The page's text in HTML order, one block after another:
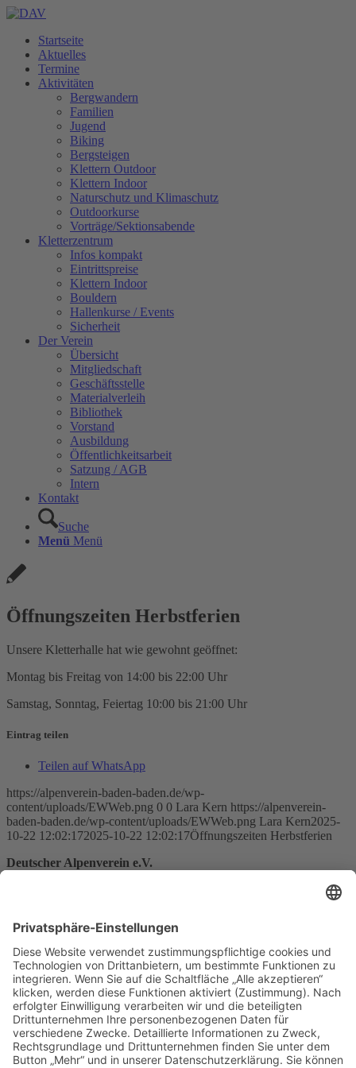
Startseite
Aktuelles
Termine
Aktivitäten
Bergwandern
Familien
Jugend
Biking
Bergsteigen
Klettern Outdoor
Klettern Indoor
Naturschutz und Klimaschutz
Outdoorkurse
Vorträge/Sektionsabende
Kletterzentrum
Infos kompakt
Eintrittspreise
Klettern Indoor
Bouldern
Hallenkurse / Events
Sicherheit
Der Verein
Übersicht
Mitgliedschaft
Geschäftsstelle
Materialverleih
Bibliothek
Vorstand
Ausbildung
Öffentlichkeitsarbeit
Satzung / AGB
Intern
Kontakt
Suche
Menü Menü
Öffnungszeiten Herbstferien
Unsere Kletterhalle hat wie gewohnt geöffnet:
Montag bis Freitag von 14:00 bis 22:00 Uhr
Samstag, Sonntag, Feiertag 10:00 bis 21:00 Uhr
Eintrag teilen
Teilen auf WhatsApp
https://alpenverein-baden-baden.de/wp-
content/uploads/EWWeb.png 0 0 Lara Kern https://alpenverein-
baden-baden.de/wp-content/uploads/EWWeb.png Lara Kern2025-
10-22 12:02:172025-10-22 12:02:17Öffnungszeiten Herbstferien
Deutscher Alpenverein e.V.
Gewerbegebiet Oos-West
E-Mail senden
Telefon Geschäftsstelle:
07221 17200
Telefon Kletterhalle:
07221 968513
Immer auf dem neuesten Stand:
Newsletter abonnieren…